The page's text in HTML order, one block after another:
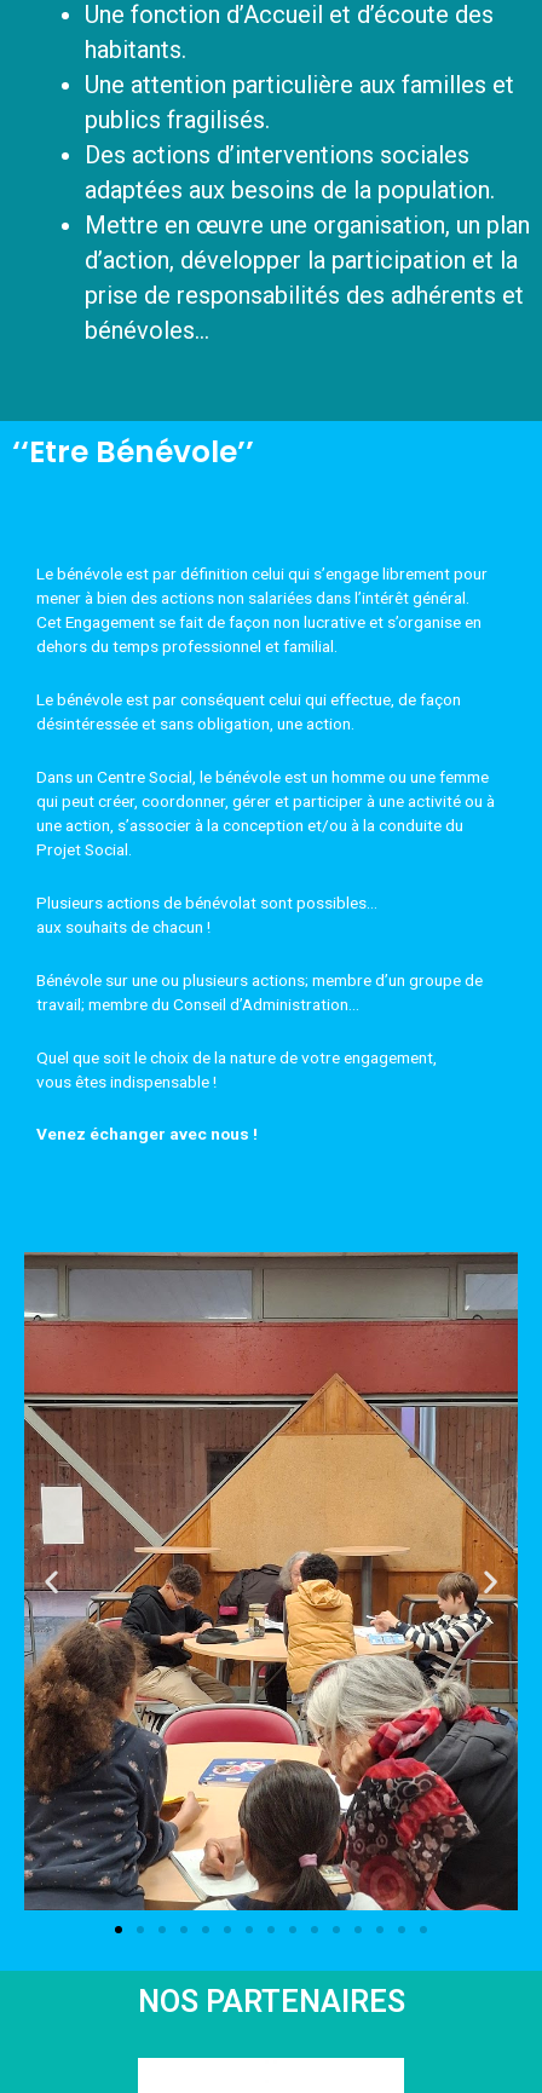
Une fonction d’Accueil et d’écoute des
habitants.
Une attention particulière aux familles et
publics fragilisés.
Des actions d’interventions sociales
adaptées aux besoins de la population.
Mettre en œuvre une organisation, un plan
d’action, développer la participation et la
prise de responsabilités des adhérents et
bénévoles…
‘‘Etre Bénévole’’
Le bénévole est par définition celui qui s’engage librement pour
mener à bien des actions non salariées dans l’intérêt général.
Cet Engagement se fait de façon non lucrative et s’organise en
dehors du temps professionnel et familial.
Le bénévole est par conséquent celui qui effectue, de façon
désintéressée et sans obligation, une action.
Dans un Centre Social, le bénévole est un homme ou une femme
qui peut créer, coordonner, gérer et participer à une activité ou à
une action, s’associer à la conception et/ou à la conduite du
Projet Social.
Plusieurs actions de bénévolat sont possibles…
aux souhaits de chacun !
Bénévole sur une ou plusieurs actions; membre d’un groupe de
travail; membre du Conseil d’Administration…
Quel que soit le choix de la nature de votre engagement,
vous êtes indispensable !
Venez échanger avec nous !
Previous
image
Next
NOS PARTENAIRES